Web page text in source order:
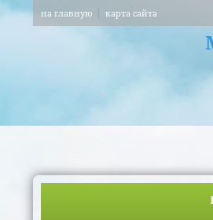
на главную карта сайта